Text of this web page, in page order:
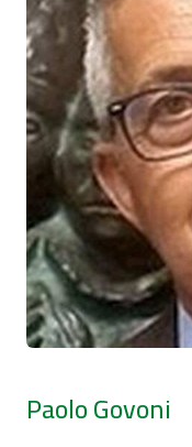
Paolo Govoni